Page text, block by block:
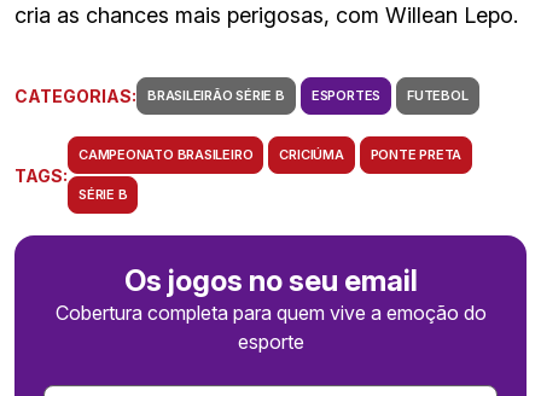
cria as chances mais perigosas, com Willean Lepo.
CATEGORIAS: BRASILEIRÃO SÉRIE B ESPORTES FUTEBOL
TAGS:
CAMPEONATO BRASILEIRO CRICIÚMA PONTE PRETA
SÉRIE B
Os jogos no seu email
Cobertura completa para quem vive a emoção do
esporte